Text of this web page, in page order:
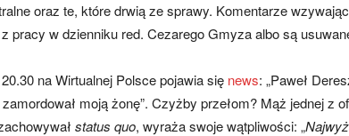
oraz te, które drwią ze sprawy. Komentarze
pracy w dzienniku red. Cezarego Gmyza albo są
na Wirtualnej Polsce pojawia się news: „Paweł
moją żonę”. Czyżby przełom? Mąż jednej z
status quo, wyraża swoje wątpliwości: „